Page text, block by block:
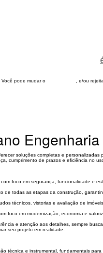
pode mudar o
, e/ou
Engenharia
soluções completas e
cumprimento de prazos e eficiência no
foco em segurança, funcionalidade e
de todas as etapas da construção,
técnicos, vistorias e avaliação de imóveis.
foco em modernização, economia e
e atenção aos detalhes, sempre
seu projeto em realidade.
técnica e instrumental, fundamentais